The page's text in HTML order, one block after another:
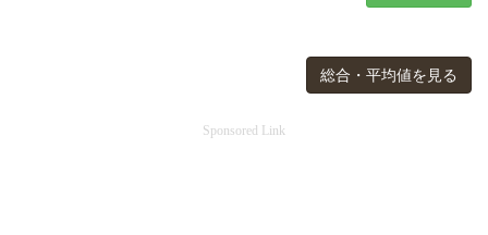
総合・平均値を見る
Sponsored Link